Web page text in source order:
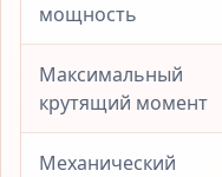
мощность
Максимальный
крутящий момент
Механический